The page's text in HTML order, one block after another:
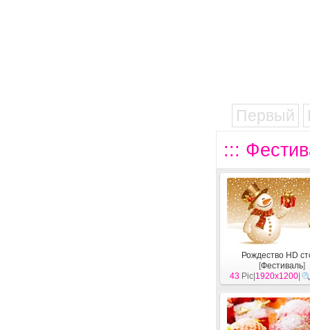
Первый
:::
Рождество HD
[Фестиваль]
43 Pic| 1920x1200